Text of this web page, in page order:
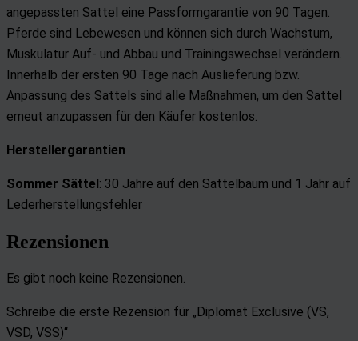
angepassten Sattel eine Passformgarantie von 90 Tagen.
Pferde sind Lebewesen und können sich durch Wachstum,
Muskulatur Auf- und Abbau und Trainingswechsel verändern.
Innerhalb der ersten 90 Tage nach Auslieferung bzw.
Anpassung des Sattels sind alle Maßnahmen, um den Sattel
erneut anzupassen für den Käufer kostenlos.
Herstellergarantien
Sommer Sättel: 30 Jahre auf den Sattelbaum und 1 Jahr auf
Lederherstellungsfehler
Rezensionen
Es gibt noch keine Rezensionen.
Schreibe die erste Rezension für „Diplomat Exclusive (VS,
VSD, VSS)“